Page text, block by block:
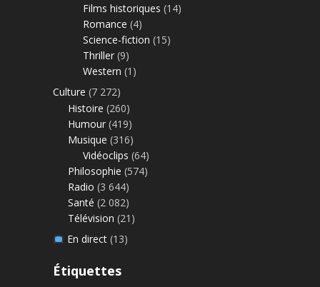
Films historiques (14)
Romance (4)
Science-fiction (15)
Thriller (9)
Western (1)
Culture (7 272)
Histoire (260)
Humour (419)
Musique (316)
Vidéoclips (64)
Philosophie (574)
Radio (3 644)
Santé (2 082)
Télévision (21)
En direct(13)
Étiquettes